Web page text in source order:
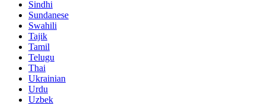
Sindhi
Sundanese
Swahili
Tajik
Tamil
Telugu
Thai
Ukrainian
Urdu
Uzbek